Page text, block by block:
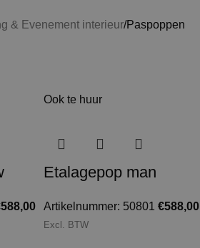
& Evenement interieur Paspoppen
588,00
Ook te huur
Etalagepop man
Artikelnummer: 50801 €588,00
Excl. BTW